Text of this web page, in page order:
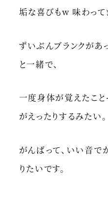
垢な喜びもw 味わって
ずいぶんブランクがあ
と一緒で、
一度身体が覚えたこと
がえったりするみたい。
がんばって、いい音で
りたいです。